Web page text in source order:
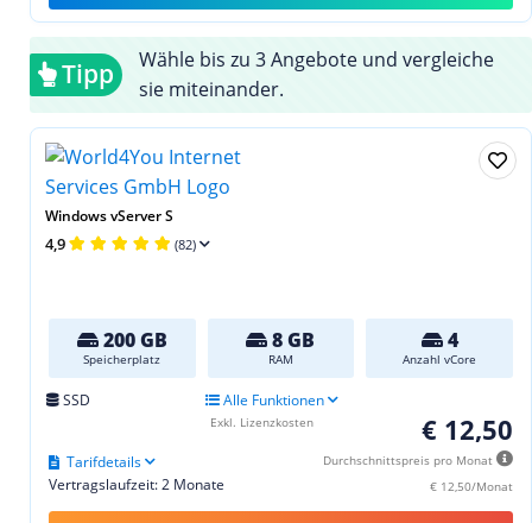
Tipp
Wähle bis zu 3 Angebote und vergleiche
sie miteinander.
Windows vServer S
4,9 (82)
200 GB
Speicherplatz
8 GB
RAM
4
Anzahl vCore
SSD Alle Funktionen
€ 12,50
Durchschnittspreis pro Monat
€ 12,50/Monat
Vertragslaufzeit: 2 Monate
Tarifdetails
Exkl. Lizenzkosten